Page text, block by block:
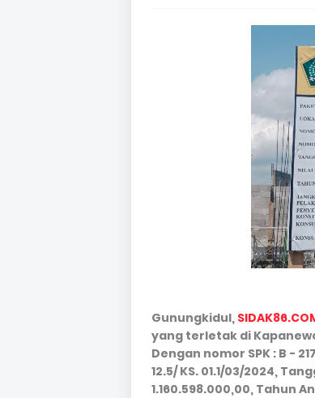
Gunungkidul,
yang terletak di
Dengan nomor SPK : B -
12.5/ KS. 01.1/03/2024,
1.160.598.000,00, Tahun